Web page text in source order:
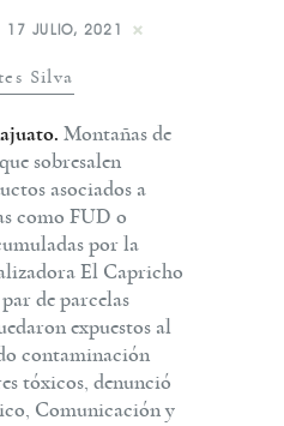
17 JULIO, 2021
Silva
Montañas de
sobresalen
asociados a
como FUD o
por la
El Capricho
de parcelas
expuestos al
contaminación
tóxicos, denunció
Comunicación y